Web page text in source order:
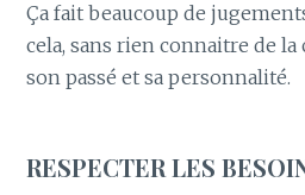
Ça fait beaucoup de
cela, sans rien connaitre de la
son passé et sa personnalité.
RESPECTER LES